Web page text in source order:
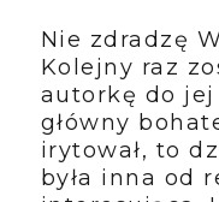
Nie zdradzę
Kolejny raz
autorkę do
główny
irytował, to
była inna od